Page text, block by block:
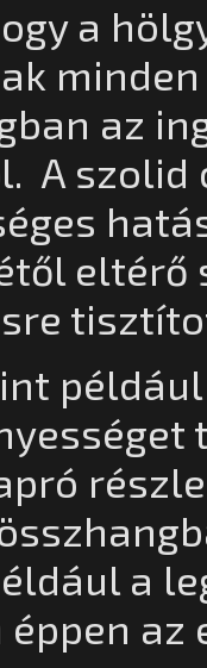
a
az
A szolid
eltérő
a
éppen